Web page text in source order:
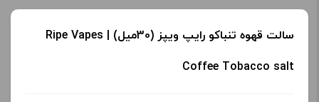
سالت قهوه تنباکو رایپ ویپز (30میل) | Ripe Vapes
Coffee Tobacco salt